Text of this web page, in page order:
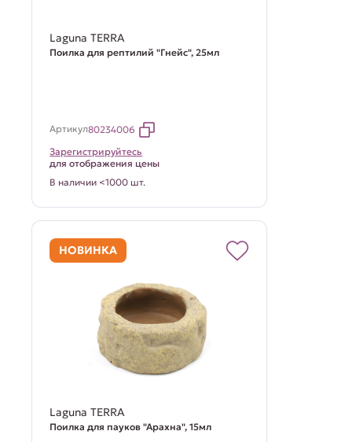
Laguna TERRA
Поилка для рептилий "Гнейс", 25мл
Артикул80234006
Зарегистрируйтесь
для отображения цены
В наличии <1000 шт.
НОВИНКА
Laguna TERRA
Поилка для пауков "Арахна", 15мл